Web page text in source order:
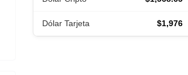
Dólar Tarjeta $1,976